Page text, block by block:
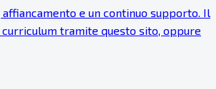
e un continuo supporto. Il
tramite questo sito, oppure